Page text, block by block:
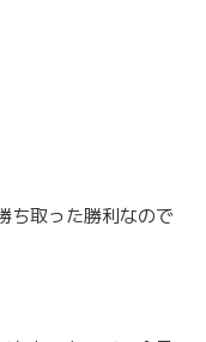
ち取った勝利なので